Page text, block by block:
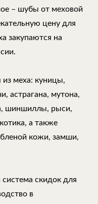
– шубы от меховой
цену для
закупаются на
меха: куницы,
астрагана, мутона,
шиншиллы, рыси,
а также
кожи, замши,
скидок для
в